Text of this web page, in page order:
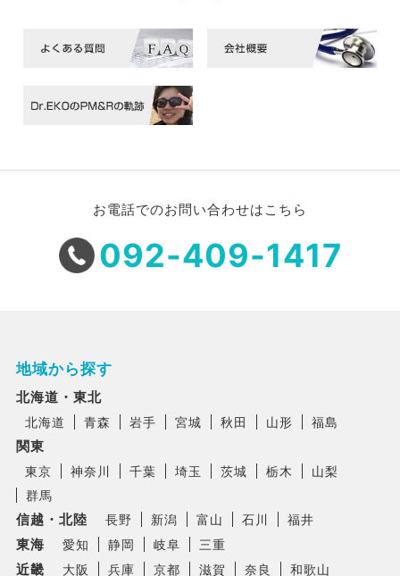
お電話でのお問い合わせはこちら
092-409-1417
地域から探す
北海道・東北
北海道 青森 岩手 宮城 秋田 山形 福島
関東
東京 神奈川 千葉 埼玉 茨城 栃木
山梨
群馬
信越・北陸 長野 新潟 富山 石川 福井
東海 愛知 静岡 岐阜 三重
近畿 大阪 兵庫 京都 滋賀 奈良 和歌山